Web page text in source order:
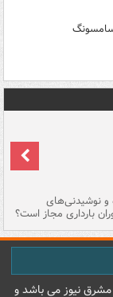
و نوشیدنی‌های
بارداری مجاز است؟
مشرق نيوز می باشد و